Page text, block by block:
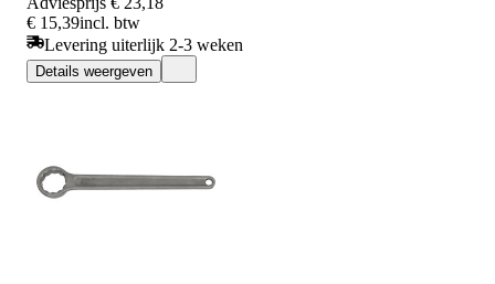
€ 15,39incl. btw
Levering uiterlijk 2-3 weken
Details weergeven